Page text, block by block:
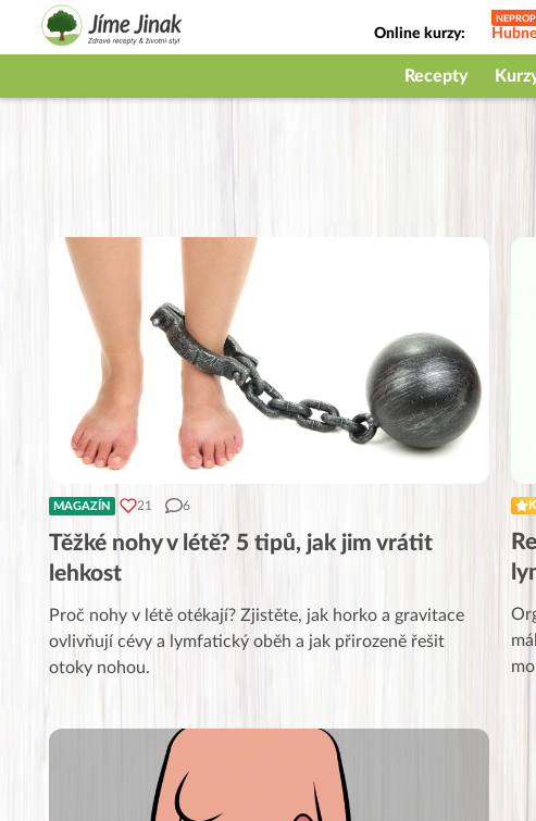
Online kurzy:
Jak na babičky
Recepty
MAGAZÍN 21 6
Těžké nohy v létě? 5 tipů, jak jim vrátit
lehkost
Proč nohy v létě otékají? Zjistěte, jak horko a gravitace
ovlivňují cévy a lymfatický oběh a jak přirozeně řešit
otoky nohou.